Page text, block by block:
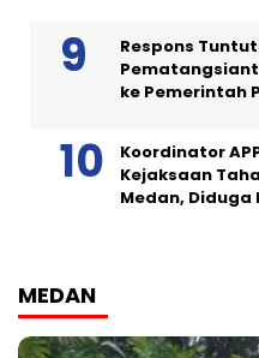
Respons
ke Pemerintah
Koordinator
Kejaksaan
Medan, Diduga
MEDAN